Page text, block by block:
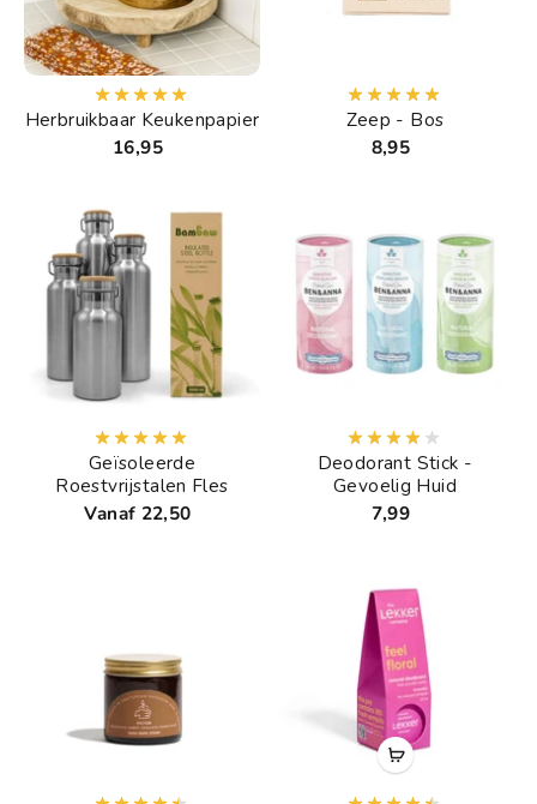
Herbruikbaar Keukenpapier
16,95
Zeep - Bos
8,95
Geïsoleerde
Roestvrijstalen Fles
Vanaf 22,50
Deodorant Stick -
Gevoelig Huid
7,99